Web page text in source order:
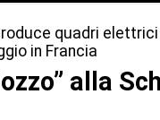
quadri
in Francia
alla